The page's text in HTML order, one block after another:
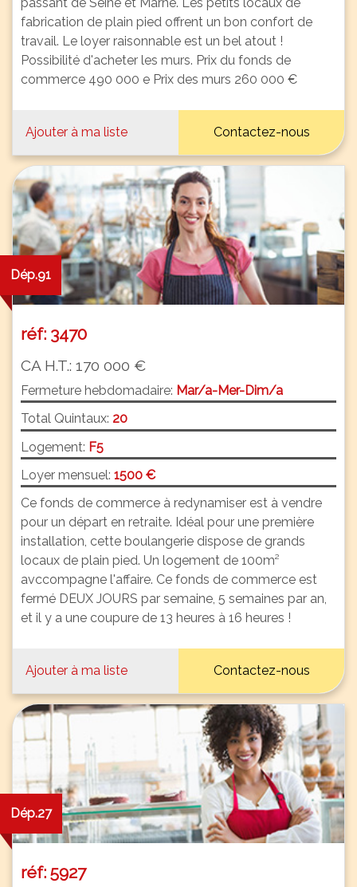
fabrication de plain pied offrent un bon confort de
travail. Le loyer raisonnable est un bel atout !
Possibilité d'acheter les murs. Prix du fonds de
commerce 490 000 e Prix des murs 260 000 €
Ajouter à ma liste Contactez-nous
Dép.91
réf: 3470
CA H.T.: 170 000 €
Fermeture hebdomadaire: Mar/a-Mer-Dim/a
Total Quintaux: 20
Logement: F5
Loyer mensuel: 1500 €
Ce fonds de commerce à redynamiser est à vendre
pour un départ en retraite. Idéal pour une première
installation, cette boulangerie dispose de grands
locaux de plain pied. Un logement de 100m²
avccompagne l'affaire. Ce fonds de commerce est
fermé DEUX JOURS par semaine, 5 semaines par an,
et il y a une coupure de 13 heures à 16 heures !
Ajouter à ma liste Contactez-nous
Dép.27
réf: 5927